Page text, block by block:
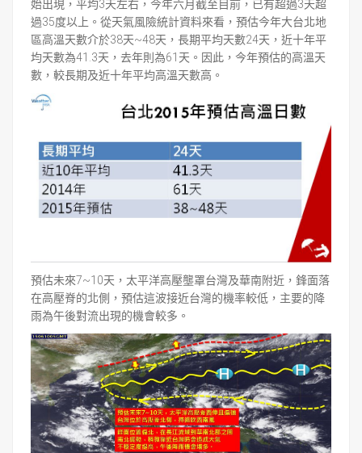
始出現，平均3天左右，今年六月截至目前，已有超過3天超
過35度以上。從天氣風險統計資料來看，預估今年大台北地
區高溫天數介於38天~48天，長期平均天數24天，近十年平
均天數為41.3天，去年則為61天。因此，今年預估的高溫天
數，較長期及近十年平均高溫天數高。
預估未來7~10天，太平洋高壓壟罩台灣及華南附近，鋒面落
在高壓脊的北側，預估這波接近台灣的機率較低，主要的降
雨為午後對流出現的機會較多。